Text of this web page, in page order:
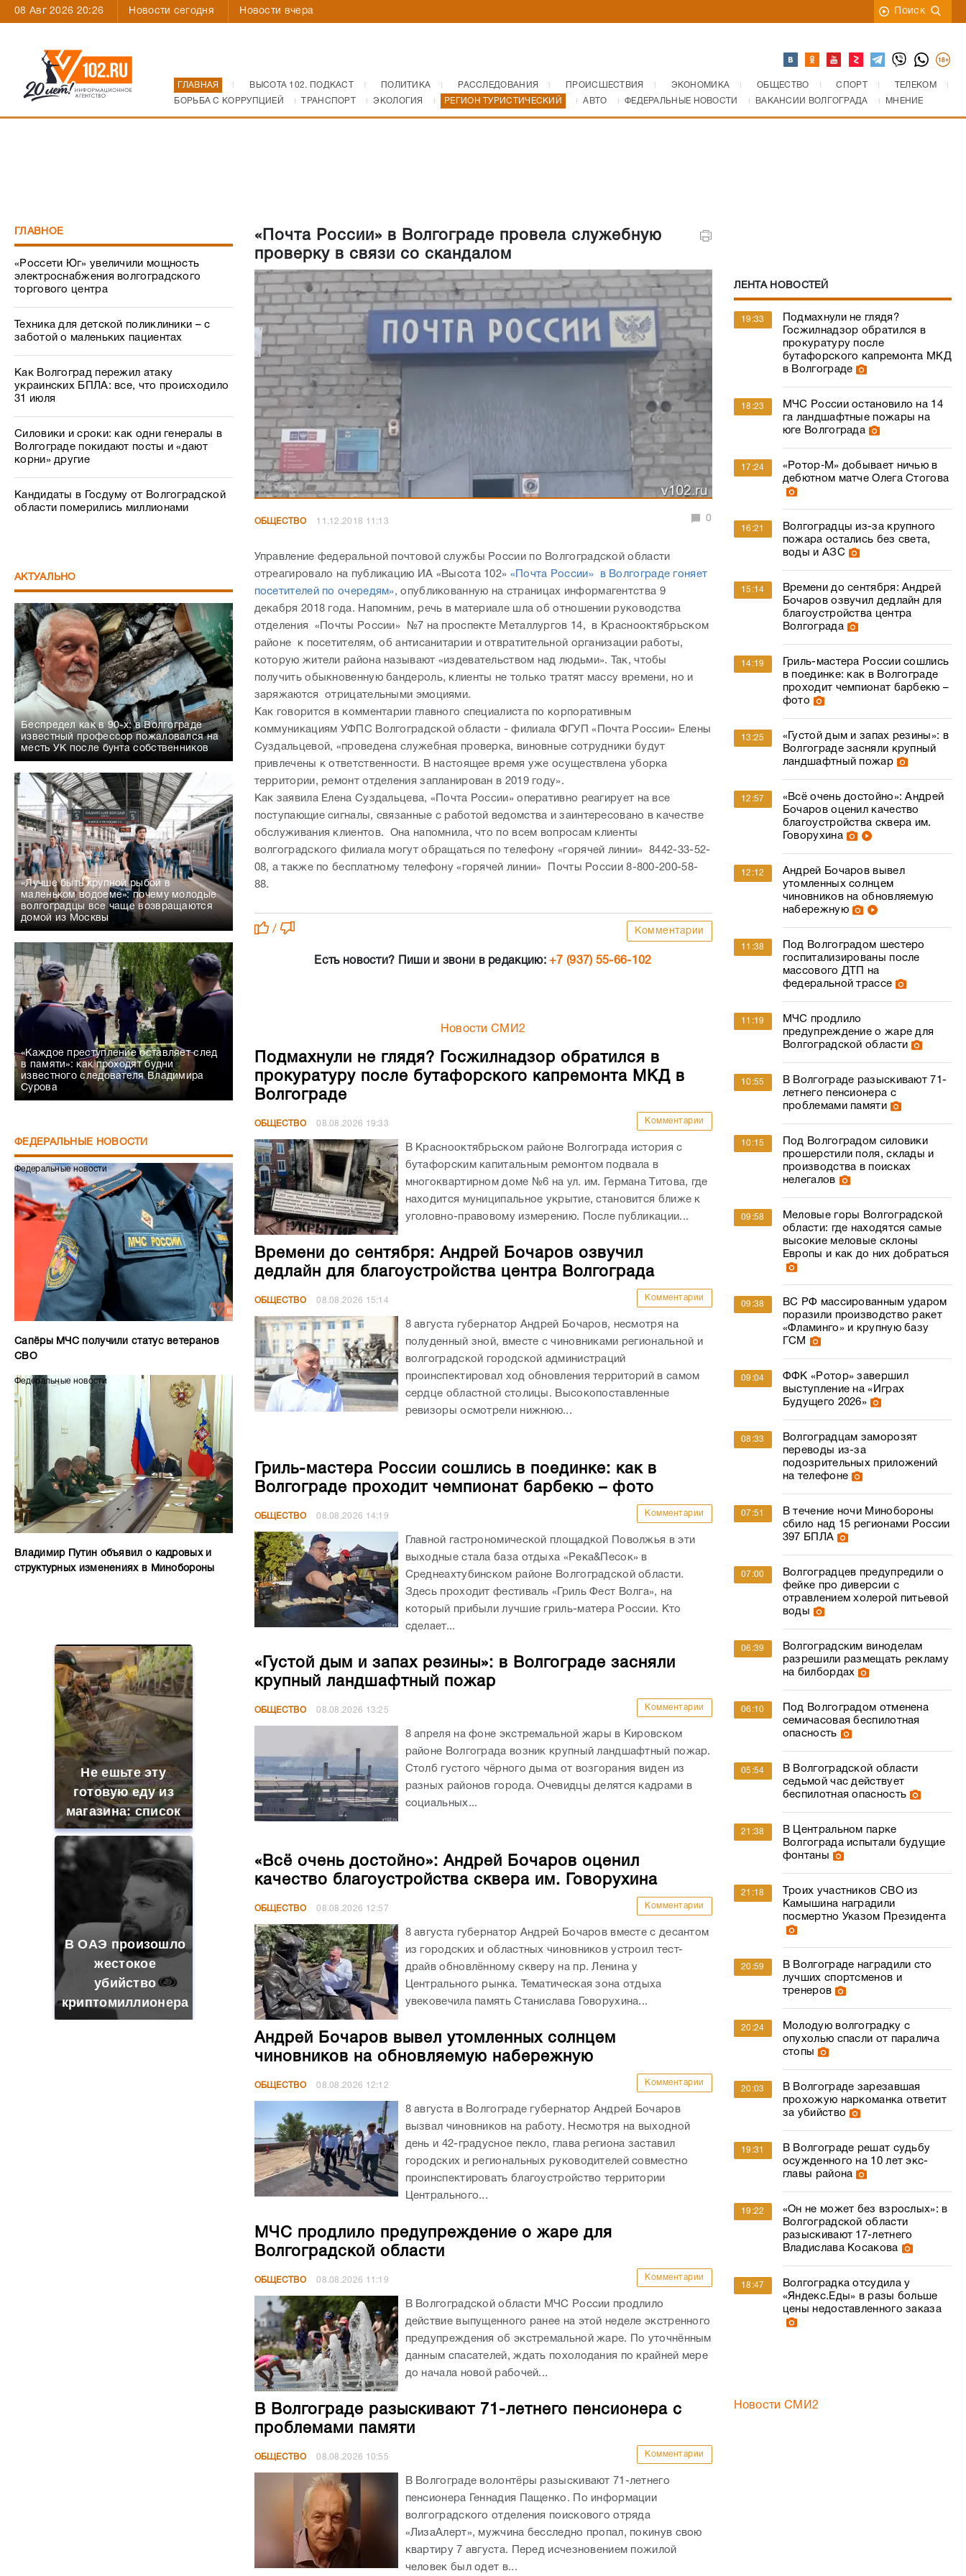
08 Авг 2026 20:26 Новости сегодня Новости вчера Поиск
ГЛАВНАЯ ВЫСОТА 102. ПОДКАСТ ПОЛИТИКА РАССЛЕДОВАНИЯ ПРОИСШЕСТВИЯ ЭКОНОМИКА ОБЩЕСТВО СПОРТ
ТЕЛЕКОМ
БОРЬБА С КОРРУПЦИЕЙ
ТРАНСПОРТ ЭКОЛОГИЯ РЕГИОН ТУРИСТИЧЕСКИЙ АВТО ФЕДЕРАЛЬНЫЕ НОВОСТИ ВАКАНСИИ ВОЛГОГРАДА МНЕНИЕ
Техника для детской поликлиники – с
заботой о маленьких пациентах
Как Волгоград пережил атаку
украинских БПЛА: все, что происходило
31 июля
Силовики и сроки: как одни генералы в
Волгограде покидают посты и «дают
корни» другие
Кандидаты в Госдуму от Волгоградской
области померились миллионами
Беспредел как в 90-х: в Волгограде
известный профессор пожаловался на
месть УК после бунта собственников
«Лучше быть крупной рыбой в
маленьком водоеме»: почему молодые
волгоградцы все чаще возвращаются
домой из Москвы
«Каждое преступление оставляет след
в памяти»: как проходят будни
известного следователя Владимира
Сурова
ФЕДЕРАЛЬНЫЕ НОВОСТИ
Федеральные новости
Сапёры МЧС получили статус ветеранов
Федеральные новости
Владимир Путин объявил о кадровых и
структурных изменениях в Минобороны
Не ешьте эту
готовую еду из
магазина: список
В ОАЭ произошло
жестокое
убийство
криптомиллионера
ОБЩЕСТВО 11.12.2018 11:13
Управление федеральной почтовой службы России по Волгоградской области
отреагировало на публикацию ИА «Высота 102»«Почта России» в Волгограде гоняет
посетителей по очередям»,опубликованную на страницах информагентства 9
декабря 2018 года. Напомним, речь в материале шла об отношении руководства
/ Комментарии
Есть новости? Пиши и звони в редакцию: +7 (937) 55-66-102
Подмахнули не глядя? Госжилнадзор обратился в
В Краснооктябрьском районе Волгограда история с
бутафорским капитальным ремонтом подвала в
уголовно-правовому измерению. После публикации...
Времени до сентября: Андрей Бочаров озвучил
дедлайн для благоустройства центра Волгограда
ОБЩЕСТВО 08.08.202615:14 Комментарии
полуденный зной, вместе с чиновниками региональной и
волгоградской городской администраций
проинспектировал ход обновления территорий в самом
сердце областной столицы. Высокопоставленные
Гриль-мастера России сошлись в поединке: как в
Волгограде проходит чемпионат барбекю – фото
выходные стала база отдыха «Река&Песок» в
Среднеахтубинском районе Волгоградской области.
Здесь проходит фестиваль «Гриль Фест Волга», на
который прибыли лучшие гриль-матера России. Кто
«Густой дым и запах резины»: в Волгограде засняли
крупный ландшафтный пожар
ОБЩЕСТВО 08.08.202613:25 Комментарии
районе Волгограда возник крупный ландшафтный пожар.
Столб густого чёрного дыма от возгорания виден из
разных районов города. Очевидцы делятся кадрами в
«Всё очень достойно»: Андрей Бочаров оценил
качество благоустройства сквера им. Говорухина
ОБЩЕСТВО 08.08.2026
из городских и областных чиновников устроил тест-
драйв обновлённому скверу на пр. Ленина у
Центрального рынка. Тематическая зона отдыха
увековечила память Станислава Говорухина...
Андрей Бочаров вывел утомленных солнцем
чиновников на обновляемую набережную
ОБЩЕСТВО 08.08.202612:12 Комментарии
вызвал чиновников на работу. Несмотря на выходной
день и 42-градусное пекло, глава региона заставил
городских и региональных руководителей совместно
проинспектировать благоустройство территории
МЧС продлило предупреждение о жаре для
Волгоградской области
ОБЩЕСТВО 08.08.2026 11:19 Комментарии
действие выпущенного ранее на этой неделе экстренного
предупреждения об экстремальной жаре. По уточнённым
В Волгограде разыскивают 71-летнего пенсионера с
проблемами памяти
ОБЩЕСТВО 08.08.2026 10:55 Комментарии
пенсионера Геннадия Пащенко. По информации
волгоградского отделения поискового отряда
квартиру 7 августа. Перед исчезновением пожилой
Под Волгоградом силовики прошерстили поля, склады
и производства в поисках нелегалов
ОБЩЕСТВО 08.08.2026 Комментарии
в Волгограде
18:23
МЧС России остановило на 14
га ландшафтные пожары на
юге Волгограда
«Ротор‑М» добывает ничью в
дебютном матче Олега Стогова
Волгоградцы из-за крупного
пожара остались без света,
воды и АЗС
Времени до сентября: Андрей
Бочаров озвучил дедлайн для
благоустройства центра
Волгограда
Гриль-мастера России сошлись
в поединке: как в Волгограде
проходит чемпионат барбекю –
фото
«Густой дым и запах резины»: в
Волгограде засняли крупный
ландшафтный пожар
«Всё очень достойно»: Андрей
Бочаров оценил качество
благоустройства сквера им.
Говорухина
Андрей Бочаров вывел
утомленных солнцем
чиновников на обновляемую
набережную
Под Волгоградом шестеро
госпитализированы после
массового ДТП на
федеральной трассе
МЧС продлило
предупреждение о жаре для
Волгоградской области
В Волгограде разыскивают 71-
летнего пенсионера с
проблемами памяти
Под Волгоградом силовики
прошерстили поля, склады и
производства в поисках
нелегалов
Меловые горы Волгоградской
области: где находятся самые
высокие меловые склоны
Европы и как до них добраться
09:38
ВС РФ массированным ударом
поразили производство ракет
«Фламинго» и крупную базу
ГСМ
ФФК «Ротор» завершил
выступление на «Играх
Будущего 2026»
Волгоградцам заморозят
переводы из-за
подозрительных приложений
на телефоне
В течение ночи Минобороны
сбило над 15 регионами России
397 БПЛА
Волгоградцев предупредили о
фейке про диверсии с
отравлением холерой питьевой
воды
Волгоградским виноделам
разрешили размещать рекламу
на билбордах
Под Волгоградом отменена
семичасовая беспилотная
опасность
В Волгоградской области
седьмой час действует
беспилотная опасность
В Центральном парке
Волгограда испытали будущие
фонтаны
Троих участников СВО из
Камышина наградили
посмертно Указом Президента
В Волгограде наградили сто
лучших спортсменов и
тренеров
Молодую волгоградку с
опухолью спасли от паралича
стопы
В Волгограде зарезавшая
прохожую наркоманка ответит
за убийство
В Волгограде решат судьбу
осужденного на 10 лет экс-
главы района
«Он не может без взрослых»: в
Волгоградской области
разыскивают 17-летнего
Владислава Косакова
Волгоградка отсудила у
«Яндекс.Еды» в разы больше
цены недоставленного заказа
Новости СМИ2